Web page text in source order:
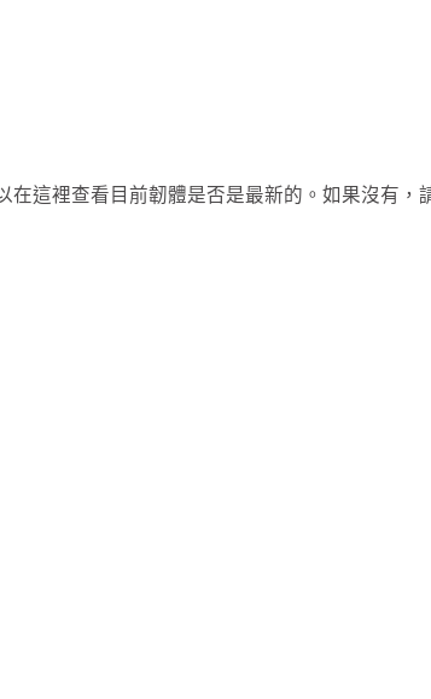
這裡查看目前韌體是否是最新的。如果沒有，